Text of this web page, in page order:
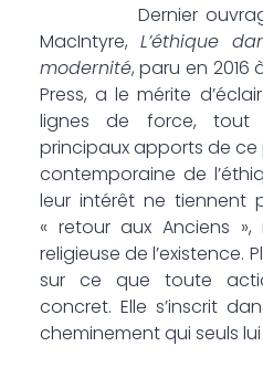
Dernier ouvrage
MacIntyre, L’éthique
modernité, paru en 2016
Press, a le mérite
lignes de force, tout
principaux apports de ce
contemporaine de
leur intérêt ne tiennent
« retour aux Anciens
religieuse de l’existence.
sur ce que toute
concret. Elle s’inscrit
cheminement qui seuls